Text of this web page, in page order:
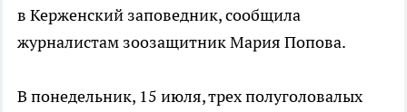
в Керженский заповедник, сообщила
журналистам зоозащитник Мария Попова.
В понедельник, 15 июля, трех полуголовалых